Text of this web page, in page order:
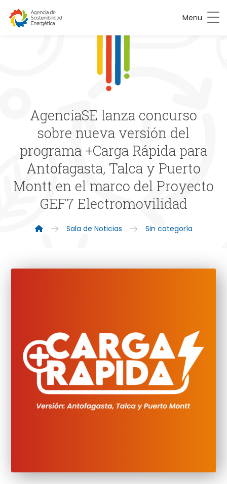
Menu
AgenciaSE lanza concurso
sobre nueva versión del
programa +Carga Rápida para
Antofagasta, Talca y Puerto
Montt en el marco del Proyecto
GEF7 Electromovilidad
Sala de Noticias Sin categoría